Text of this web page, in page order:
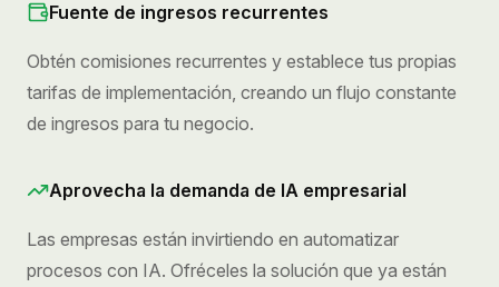
Fuente de ingresos recurrentes
Obtén comisiones recurrentes y establece tus propias
tarifas de implementación, creando un flujo constante
de ingresos para tu negocio.
Aprovecha la demanda de IA empresarial
Las empresas están invirtiendo en automatizar
procesos con IA. Ofréceles la solución que ya están